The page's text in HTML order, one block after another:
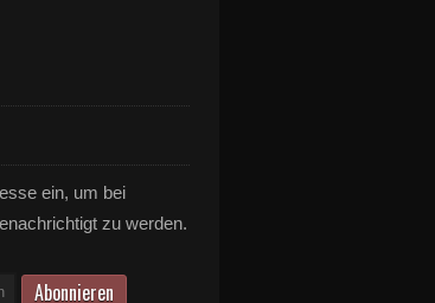
ein, um bei
zu werden.